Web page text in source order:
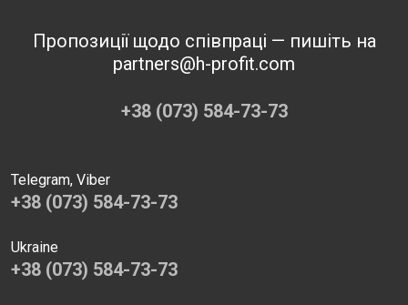
Пропозиції щодо співпраці — пишіть на
partners@h-profit.com
+38 (073) 584-73-73
Telegram, Viber
+38 (073) 584-73-73
Ukraine
+38 (073) 584-73-73